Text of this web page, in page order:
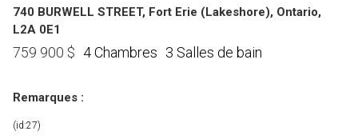
740 BURWELL STREET, Fort Erie (Lakeshore), Ontario,
L2A 0E1
759 900 $ 4 Chambres 3 Salles de bain
Remarques :
(id:27)